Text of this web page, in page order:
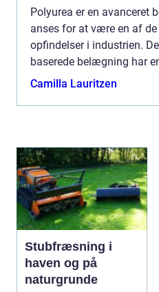
Polyurea er en avanceret
anses for at være en af
opfindelser i industrien.
baserede belægning har
anvendelser og har vist
Camilla Lauritzen
Stubfræsning i
haven og på
naturgrunde